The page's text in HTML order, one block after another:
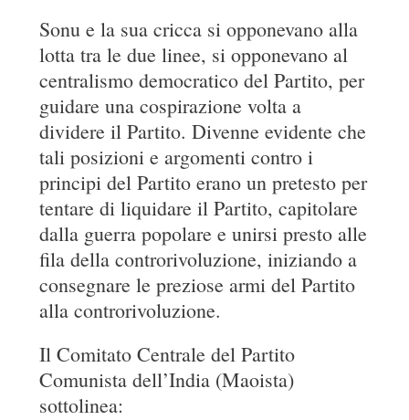
Sonu e la sua cricca si opponevano alla
lotta tra le due linee, si opponevano al
centralismo democratico del Partito, per
guidare una cospirazione volta a
dividere il Partito. Divenne evidente che
tali posizioni e argomenti contro i
principi del Partito erano un pretesto per
tentare di liquidare il Partito, capitolare
dalla guerra popolare e unirsi presto alle
fila della controrivoluzione, iniziando a
consegnare le preziose armi del Partito
alla controrivoluzione.
Il Comitato Centrale del Partito
Comunista dell’India (Maoista)
sottolinea: